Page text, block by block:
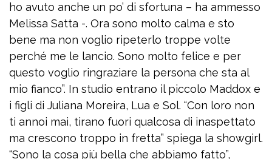
ho avuto anche un po’ di sfortuna – ha ammesso
Melissa Satta -. Ora sono molto calma e sto
bene ma non voglio ripeterlo troppe volte
perché me le lancio. Sono molto felice e per
questo voglio ringraziare la persona che sta al
mio fianco”. In studio entrano il piccolo Maddox e
i figli di Juliana Moreira, Lua e Sol. “Con loro non
ti annoi mai, tirano fuori qualcosa di inaspettato
ma crescono troppo in fretta” spiega la showgirl.
“Sono la cosa più bella che abbiamo fatto”,